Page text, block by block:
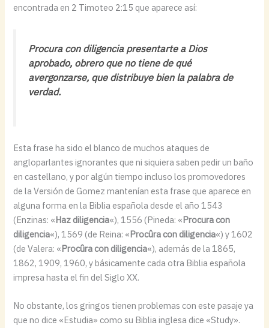
encontrada en 2 Timoteo 2:15 que aparece así:
Procura con diligencia presentarte a Dios
aprobado, obrero que no tiene de qué
avergonzarse, que distribuye bien la palabra de
verdad.
Esta frase ha sido el blanco de muchos ataques de
angloparlantes ignorantes que ni siquiera saben pedir un baño
en castellano, y por algún tiempo incluso los promovedores
de la Versión de Gomez mantenían esta frase que aparece en
alguna forma en la Biblia española desde el año 1543
(Enzinas: «Haz diligencia«), 1556 (Pineda: «Procura con
diligencia«), 1569 (de Reina: «Procûra con diligencia«) y 1602
(de Valera: «Procûra con diligencia«), además de la 1865,
1862, 1909, 1960, y básicamente cada otra Biblia española
impresa hasta el fin del Siglo XX.
No obstante, los gringos tienen problemas con este pasaje ya
que no dice «Estudia» como su Biblia inglesa dice «Study».